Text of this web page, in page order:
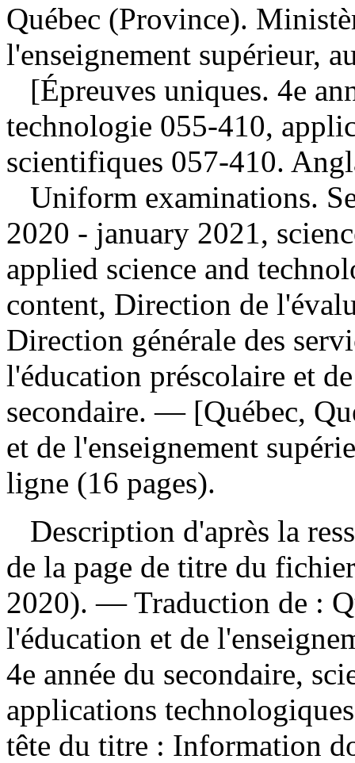
Québec (Province).
l'enseignement supérieur,
[Épreuves uniques. 4e
technologie 055-410,
scientifiques 057-410.
Uniform examinations.
2020 - january 2021,
applied science and
content, Direction de
Direction générale des
l'éducation préscolaire et
secondaire. — [Québec,
et de l'enseignement
ligne (16 pages).
Description d'après la
de la page de titre du
2020). —Traduction de :
l'éducation et de
4e année du secondaire,
applications
tête du titre : Information